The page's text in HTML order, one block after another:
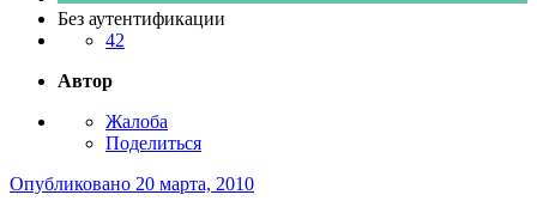
Без аутентификации
42
Автор
Жалоба
Поделиться
Опубликовано 20 марта, 2010